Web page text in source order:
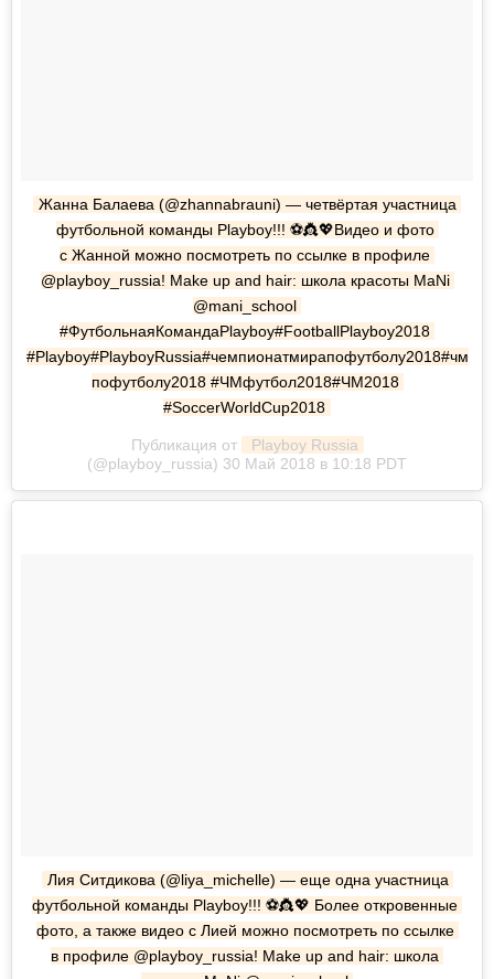
Жанна Балаева (@zhannabrauni) — четвёртая участница
футбольной команды Playboy!!! ⚽👸💖Видео и фото
с Жанной можно посмотреть по ссылке в профиле
@playboy_russia! Make up and hair: школа красоты MaNi
@mani_school
#ФутбольнаяКомандаPlayboy#FootballPlayboy2018
#Playboy#PlayboyRussia#чемпионатмирапофутболу2018#чм
пофутболу2018 #ЧМфутбол2018#ЧМ2018
#SoccerWorldCup2018
Публикация от
Playboy Russia
(@playboy_russia) 30 Май 2018 в 10:18 PDT
Лия Ситдикова (@liya_michelle) — еще одна участница
футбольной команды Playboy!!! ⚽👸💖 Более откровенные
фото, а также видео с Лией можно посмотреть по ссылке
в профиле @playboy_russia! Make up and hair: школа